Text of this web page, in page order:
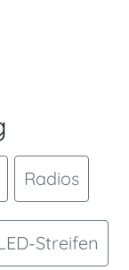
Radios
Streifen